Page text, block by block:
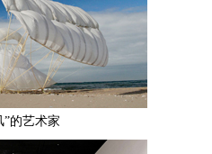
”的艺术家